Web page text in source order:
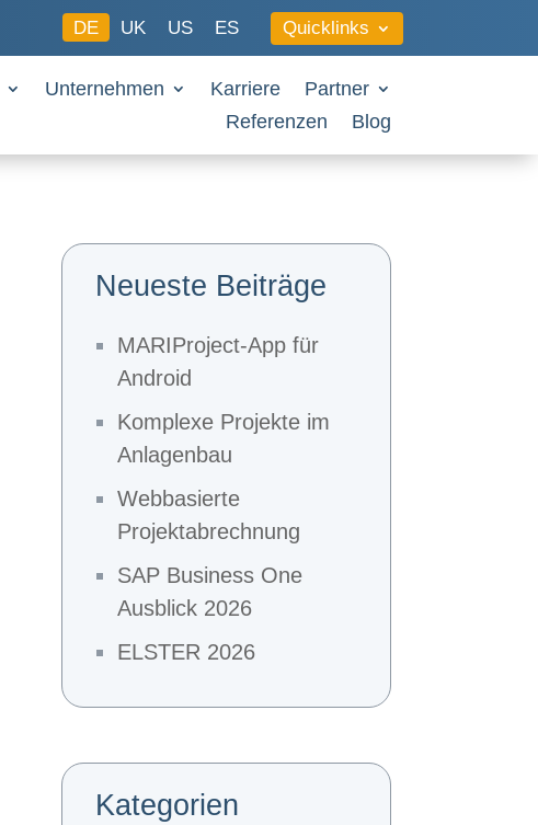
Quicklinks
DE UK US ES
Unternehmen Karriere
Partner
Referenzen
Blog
Neueste Beiträge
MARIProject-App für
Android
Komplexe Projekte im
Anlagenbau
Webbasierte
Projektabrechnung
SAP Business One
Ausblick 2026
ELSTER 2026
Kategorien